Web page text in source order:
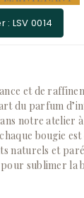
LSV 0014
et de
du parfum
notre atelier
bougie
naturels et
sublimer la